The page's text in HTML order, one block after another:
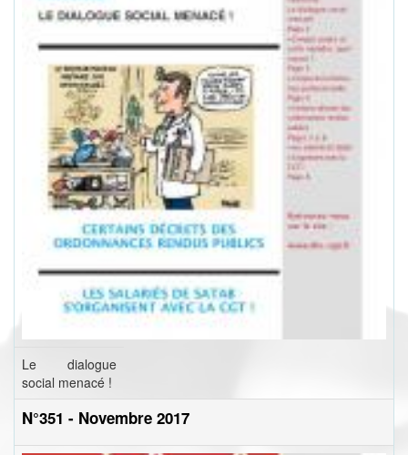
Le dialogue
social menacé !
N°351 - Novembre 2017